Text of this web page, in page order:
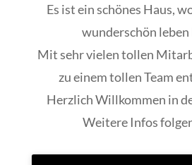
Es ist ein schönes Haus,
wunderschön leben
Mit sehr vielen tollen
zu einem tollen Team
Herzlich Willkommen in
Weitere Infos